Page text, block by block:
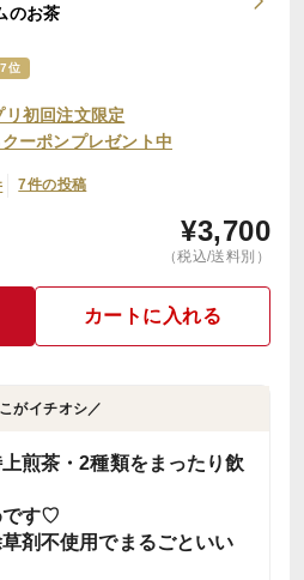
のお茶
位
初回注文限定
ーポンプレゼント中
7件の投稿
¥3,700
（税込/送料別）
カートに入れる
がイチオシ／
煎茶・2種類をまったり飲
です♡
剤不使用でまるごといい